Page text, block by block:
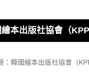
本出版社協會（
：韓國繪本出版社協會（